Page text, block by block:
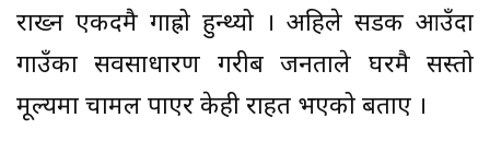
राख्न एकदमै गाह्रो हुन्थ्यो । अहिले सडक आउँदा
गाउँका सर्वसाधारण गरीब जनताले घरमै सस्तो
मूल्यमा चामल पाएर केही राहत भएको बताए ।